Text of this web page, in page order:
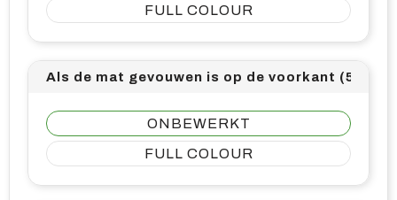
FULL COLOUR
Als de mat gevouwen is op de voorkant (50mm
ONBEWERKT
FULL COLOUR